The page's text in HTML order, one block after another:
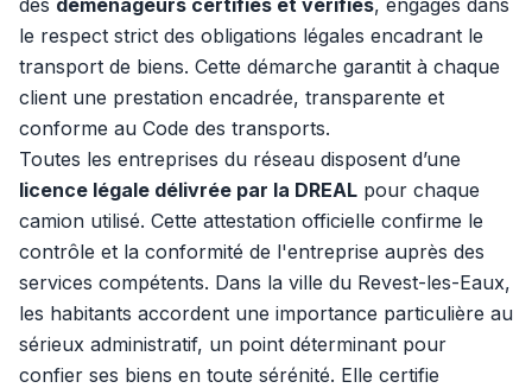
des déménageurs certifiés et vérifiés, engagés dans
le respect strict des obligations légales encadrant le
transport de biens. Cette démarche garantit à chaque
client une prestation encadrée, transparente et
conforme au Code des transports.
Toutes les entreprises du réseau disposent d’une
licence légale délivrée par la DREAL pour chaque
camion utilisé. Cette attestation officielle confirme le
contrôle et la conformité de l'entreprise auprès des
services compétents. Dans la ville du Revest-les-Eaux,
les habitants accordent une importance particulière au
sérieux administratif, un point déterminant pour
confier ses biens en toute sérénité. Elle certifie